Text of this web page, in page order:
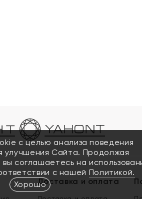
Доставка и оплата
Доставка и оплата
с целью анализа поведения
улучшения Сайта. Продолжая
соглашаетесь на
с нашей Политикой.
Хорошо